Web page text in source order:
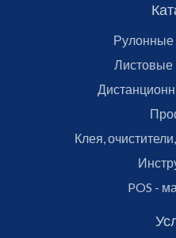
Листовые
Клея,
POS -